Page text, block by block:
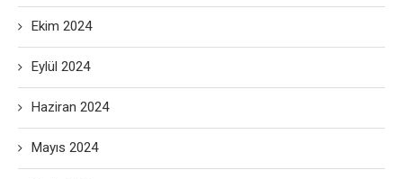
Ekim 2024
Eylül 2024
Haziran 2024
Mayıs 2024